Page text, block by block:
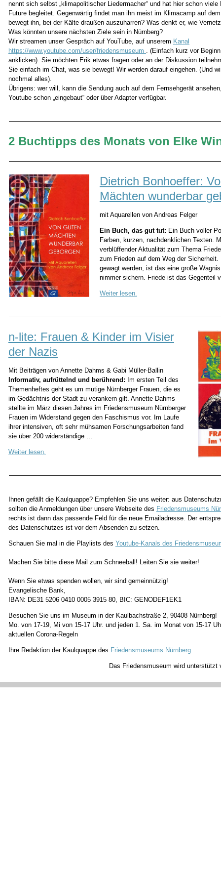
nennt sich selbst „klimapolitischer Liedermacher“ und hat hier schon
Future begleitet. Gegenwärtig findet man ihn meist im Klimacamp auf
bewegt ihn, bei der Kälte draußen auszuharren? Was denkt er, wie
Was könnten unsere nächsten Ziele sein in Nürnberg?
Wir streamen unser Gespräch auf YouTube, auf unserem Kanal
https://www.youtube.com/user/friedensmuseum . (Einfach kurz vor
anklicken). Sie möchten Erik etwas fragen oder an der Diskussion
Sie einfach im Chat, was sie bewegt! Wir werden darauf eingehen. (Und
nochmal alles).
Übrigens: wer will, kann die Sendung auch auf dem Fernsehgerät
Youtube schon „eingebaut“ oder über Adapter verfügbar.
2 Buchtipps des Monats von Elke
Dietrich Bonhoeffer:
Mächten wunderbar
mit Aquarellen von Andreas Felger
Ein Buch, das gut tut: Ein Buch voller
Farben, kurzen, nachdenklichen Texten.
verblüffender Aktualität zum Thema
zum Frieden auf dem Weg der Sicherheit.
gewagt werden, ist das eine große
nimmer sichern. Friede ist das Gegenteil
Weiter lesen.
n-lite: Frauen & Kinder im Visier
der Nazis
Mit Beiträgen von Annette Dahms & Gabi Müller-Ballin
Informativ, aufrüttelnd und berührend: Im ersten Teil des
Themenheftes geht es um mutige Nürnberger Frauen, die es
im Gedächtnis der Stadt zu verankern gilt. Annette Dahms
stellte im März diesen Jahres im Friedensmuseum Nürnberger
Frauen im Widerstand gegen den Faschismus vor. Im Laufe
ihrer intensiven, oft sehr mühsamen Forschungsarbeiten fand
sie über 200 widerständige …
Weiter lesen.
Ihnen gefällt die Kaulquappe? Empfehlen Sie uns weiter: aus
sollten die Anmeldungen über unsere Webseite des Friedensmuseums
rechts ist dann das passende Feld für die neue Emailadresse. Der
des Datenschutzes ist vor dem Absenden zu setzen.
Schauen Sie mal in die Playlists des Youtube-Kanals des
Machen Sie bitte diese Mail zum Schneeball! Leiten Sie sie weiter!
Wenn Sie etwas spenden wollen, wir sind gemeinnützig!
Evangelische Bank,
IBAN: DE31 5206 0410 0005 3915 80, BIC: GENODEF1EK1
Besuchen Sie uns im Museum in der Kaulbachstraße 2, 90408 Nürnberg!
Mo. von 17-19, Mi von 15-17 Uhr. und jeden 1. Sa. im Monat von 15-17
aktuellen Corona-Regeln
Ihre Redaktion der Kaulquappe des Friedensmuseums Nürnberg
Das Friedensmuseum wird unterstützt